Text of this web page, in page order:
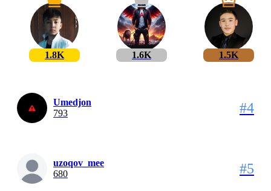
1.8K 1.6K 1.5K
Umedjon
793
#4
uzoqov_mee
680
#5